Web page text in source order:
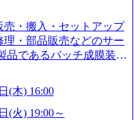
たい方でも、キャリア形
storage.googleapis.com/
images/20240925204135
https://
4e86-a85a-8649e1c532f9
our-vision-producti
9ffc-4f
・搬入・セットアップ
・部品販売などのサー
品であるバッチ成膜装置
いる 技術と対話を通じ
貢献することを目指し
の対話 Vision:夢を未来
(木) 16:00
(火) 19:00～